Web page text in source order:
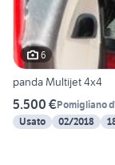
6
panda Multijet 4x4
5.500 €Pomigliano
Usato
02/2018